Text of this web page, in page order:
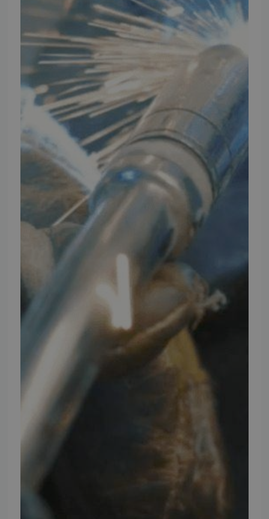
info@tmp.dk
+45 97 74 07 33
CVR: 29625425
Ved henvendelse ang. dit køretøj, reparation og service
mm. skal du oplyse dit stelnummer eller registreringsnummer.
INFORMATION
TMP
Ansøg om at blive forhandler
Energiberegner
Artikler
Cookie og Privatlivspolitik
Salgs- og leveringsbetingelser
09:00 - 15:30
FØLG TMP